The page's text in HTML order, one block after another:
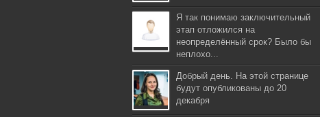
Я так понимаю заключительный
этап отложился на
неопределённый срок? Было бы
неплохо...
Добрый день. На этой странице
будут опубликованы до 20
декабря